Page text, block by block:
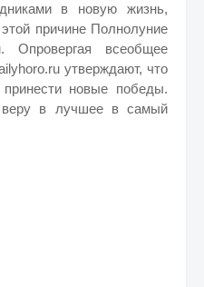
в новую жизнь,
причине Полнолуние
Опровергая всеобщее
утверждают, что
новые победы.
в лучшее в самый